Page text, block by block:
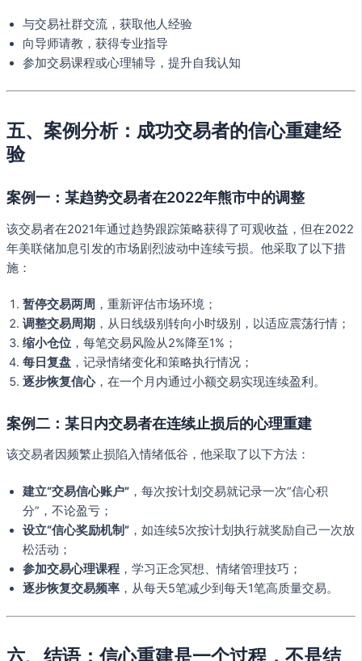
与交易社群交流，获取他人经验
向导师请教，获得专业指导
参加交易课程或心理辅导，提升自我认知
五、案例分析：成功交易者的信心重建经
验
案例一：某趋势交易者在2022年熊市中的调整
该交易者在2021年通过趋势跟踪策略获得了可观收益，但在2022
年美联储加息引发的市场剧烈波动中连续亏损。他采取了以下措
施：
暂停交易两周 ，重新评估市场环境；
调整交易周期 ，从日线级别转向小时级别，以适应震荡行情；
缩小仓位 ，每笔交易风险从2%降至1%；
每日复盘 ，记录情绪变化和策略执行情况；
逐步恢复信心，在一个月内通过小额交易实现连续盈利。
案例二：某日内交易者在连续止损后的心理重建
该交易者因频繁止损陷入情绪低谷，他采取了以下方法：
建立“交易信心账户” ，每次按计划交易就记录一次“信心积
分”，不论盈亏；
设立“信心奖励机制” ，如连续5次按计划执行就奖励自己一次放
松活动；
参加交易心理课程 ，学习正念冥想、情绪管理技巧；
逐步恢复交易频率 ，从每天5笔减少到每天1笔高质量交易。
六、结语：信心重建是一个过程，不是结